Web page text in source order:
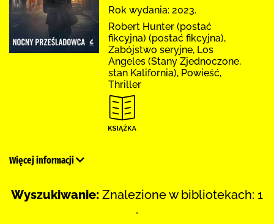
Rok wydania: 2023.
Robert Hunter (postać
fikcyjna) (postać fikcyjna),
Zabójstwo seryjne, Los
Angeles (Stany Zjednoczone,
stan Kalifornia), Powieść,
Thriller
Więcej informacji
Wyszukiwanie: Znalezione w bibliotekach: 1
.